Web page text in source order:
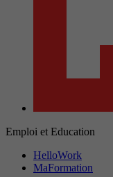
Emploi et Education
HelloWork
MaFormation